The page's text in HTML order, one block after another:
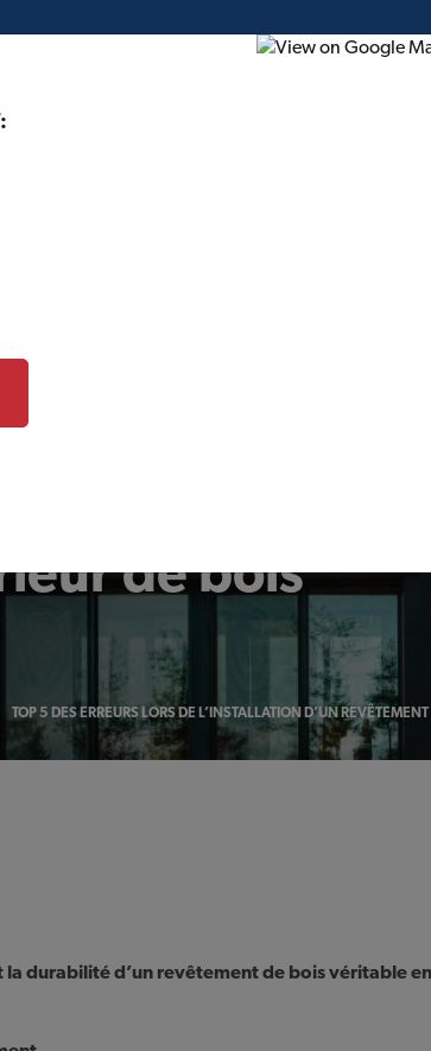
de
de bois
TOP 5 DES ERREURS LORS DE L’INSTALLATION D’UN
la durabilitéd’un revêtement de bois véritableen